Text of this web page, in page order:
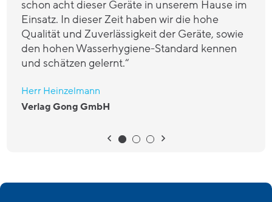
schon acht dieser Geräte in unserem Hause im
Einsatz. In dieser Zeit haben wir die hohe
Qualität und Zuverlässigkeit der Geräte, sowie
den hohen Wasserhygiene-Standard kennen
und schätzen gelernt.“
Herr Heinzelmann
Verlag Gong GmbH